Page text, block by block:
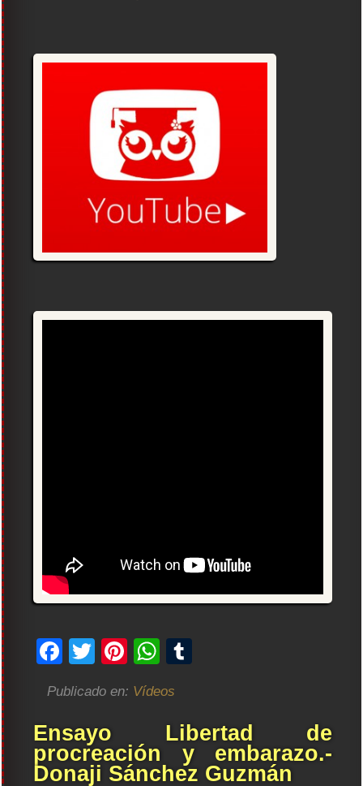
Facebook
TwitterPinterest
WhatsApp
Publicado en: Vídeos
Ensayo Libertad de
procreación y embarazo.-
Donaji Sánchez Guzmán